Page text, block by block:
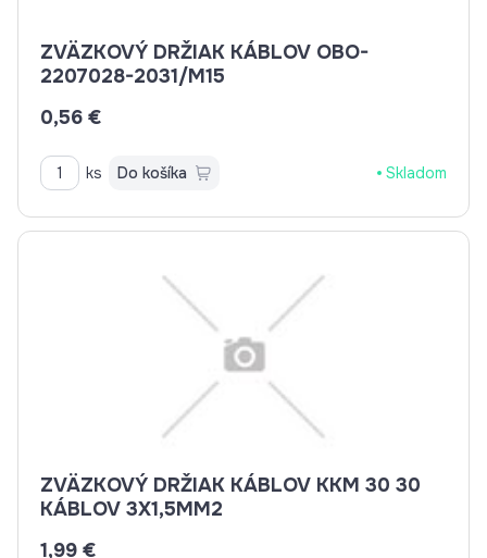
ZVÄZKOVÝ DRŽIAK KÁBLOV OBO-
2207028-2031/M15
0,56 €
ks Do košíka Skladom
ZVÄZKOVÝ DRŽIAK KÁBLOV KKM 30 30
KÁBLOV 3X1,5MM2
1,99 €